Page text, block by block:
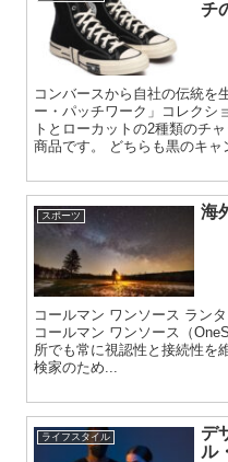
チ
コンバースから自社の伝統を
ー・パッチワーク」コレクシ
トとローカットの2種類のチ
商品です。 どちらも黒のキャ
スポーツ 海
コールマン ワンソース ラン
コールマン ワンソース（
所でも常に視認性と接続性を
検家のため...
ライフスタイル
デ
ル